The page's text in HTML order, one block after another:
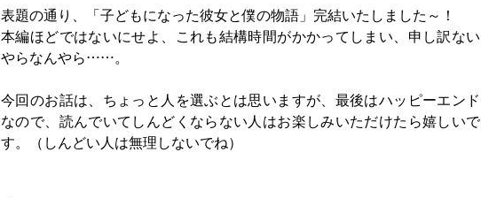
表題の通り、「子どもになった彼女と僕の物語」完結いたしました～！
本編ほどではないにせよ、これも結構時間がかかってしまい、申し訳ない
やらなんやら……。
今回のお話は、ちょっと人を選ぶとは思いますが、最後はハッピーエンド
なので、読んでいてしんどくならない人はお楽しみいただけたら嬉しいで
す。（しんどい人は無理しないでね）